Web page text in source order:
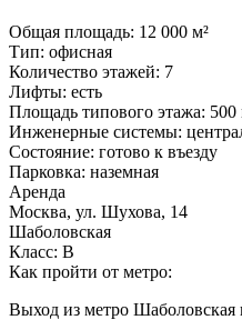
Общая площадь: 12 000 м²
Тип: офисная
Количество этажей: 7
Лифты: есть
Площадь типового этажа: 500
Инженерные системы:
Состояние: готово к въезду
Парковка: наземная
Аренда
Москва, ул. Шухова, 14
Шаболовская
Класс: В
Как пройти от метро:
Выход из метро Шаболовская